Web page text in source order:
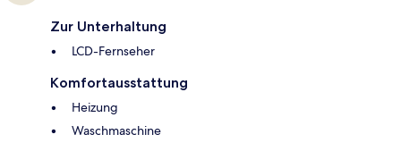
Zur Unterhaltung
LCD-Fernseher
Komfortausstattung
Heizung
Waschmaschine